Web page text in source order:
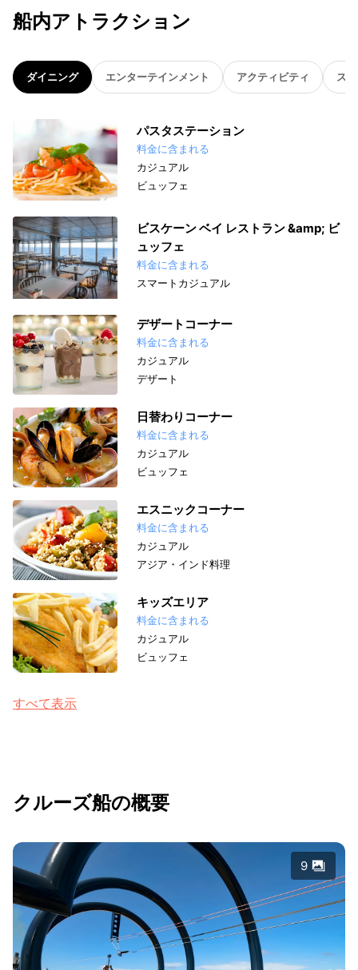
船内アトラクション
ダイニング エンターテインメント アクティビティ ス
パスタステーション
料金に含まれる
カジュアル
ビュッフェ
ビスケーン ベイ レストラン &amp; ビ
ュッフェ
料金に含まれる
スマートカジュアル
デザートコーナー
料金に含まれる
カジュアル
デザート
日替わりコーナー
料金に含まれる
カジュアル
ビュッフェ
エスニックコーナー
料金に含まれる
カジュアル
アジア・インド料理
キッズエリア
料金に含まれる
カジュアル
ビュッフェ
すべて表示
クルーズ船の概要
9